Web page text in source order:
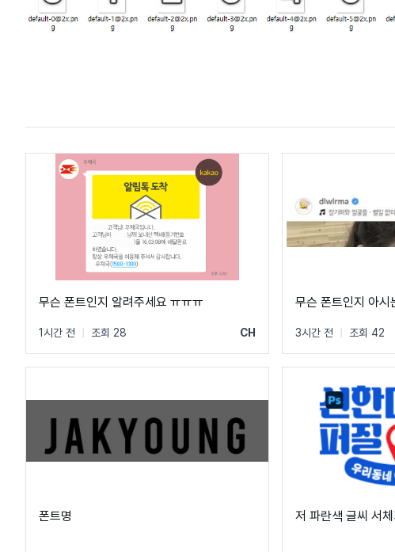
무슨 폰트인지 알려주세요 ㅠㅠㅠ
1시간 전 조회 28 CH
무슨 폰트인지 아시
3시간 전 조회 42
폰트명 저 파란색 글씨 서